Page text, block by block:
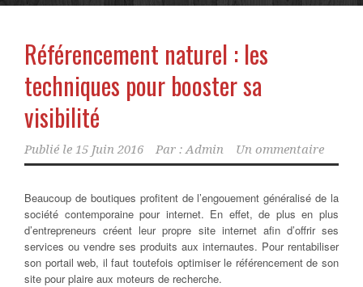
Référencement naturel : les
techniques pour booster sa
visibilité
Publié le 15 Juin 2016 Par : Admin Un ommentaire
Beaucoup de boutiques profitent de l’engouement généralisé de la
société contemporaine pour internet. En effet, de plus en plus
d’entrepreneurs créent leur propre site internet afin d’offrir ses
services ou vendre ses produits aux internautes. Pour rentabiliser
son portail web, il faut toutefois optimiser le référencement de son
site pour plaire aux moteurs de recherche.